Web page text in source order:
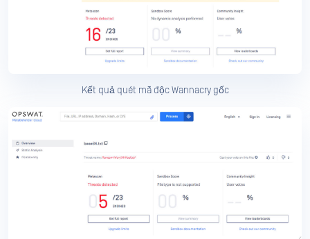
Kết quả quét mã độc Wannacry gốc